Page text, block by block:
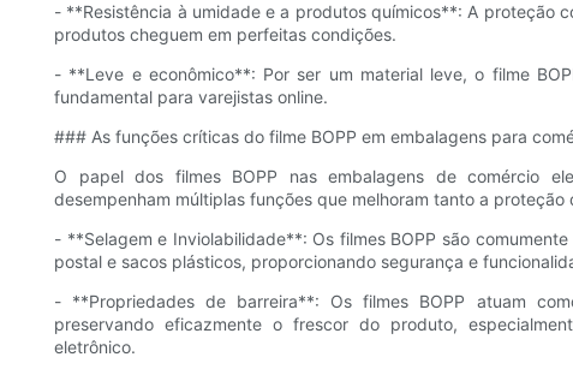
- **Resistência à umidade e a produtos químicos**: A proteção
produtos cheguem em perfeitas condições.
- **Leve e econômico**: Por ser um material leve, o filme
fundamental para varejistas online.
### As funções críticas do filme BOPP em embalagens para
O papel dos filmes BOPP nas embalagens de comércio
desempenham múltiplas funções que melhoram tanto a
- **Selagem e Inviolabilidade**: Os filmes BOPP são
postal e sacos plásticos, proporcionando segurança e
- **Propriedades de barreira**: Os filmes BOPP atuam
preservando eficazmente o frescor do produto,
eletrônico.